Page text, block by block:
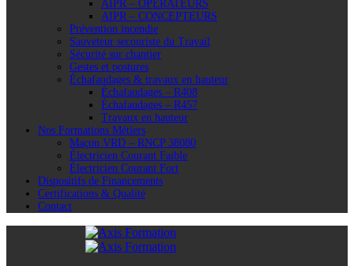
AIPR – OPÉRATEURS
AIPR – CONCEPTEURS
Prévention incendie
Sauveteur secouriste du Travail
Sécurité sur chantier
Gestes et postures
Échafaudages & travaux en hauteur
Échafaudages – R408
Échafaudages – R457
Travaux en hauteur
Nos Formations Métiers
Maçon VRD – RNCP 38080
Électricien Courant Faible
Électricien Courant Fort
Dispositifs de Financements
Certifications & Qualité
Contact